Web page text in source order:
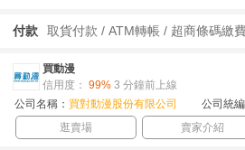
付款 取貨付款 / ATM轉帳 / 超商條碼繳
買動漫
信用度： 99% 3 分鐘前上線
公司名稱： 買對動漫股份有限公司 公司統編
逛賣場
賣家介紹